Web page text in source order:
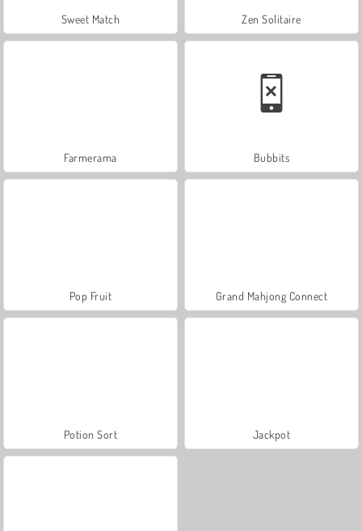
Sweet Match Zen Solitaire
Farmerama Bubbits
Pop Fruit Grand Mahjong Connect
Potion Sort Jackpot